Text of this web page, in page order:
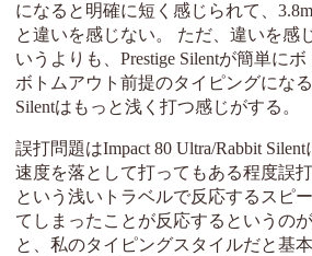
になると明確に短く感じられて、
と違いを感じない。 ただ、違いを感
いうよりも、Prestige Silentが簡単にボ
ボトムアウト前提のタイピングにな
Silentはもっと浅く打つ感じがする。
誤打問題はImpact 80 Ultra/Rabbit
速度を落として打ってもある程度誤
という浅いトラベルで反応するスピ
てしまったことが反応するというの
と、私のタイピングスタイルだと基